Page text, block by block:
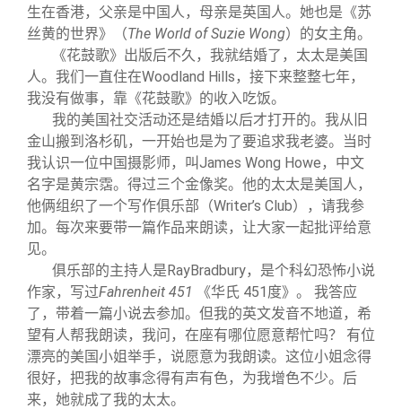
生在香港，父亲是中国人，母亲是英国人。她也是《苏
丝黄的世界》（The World of Suzie Wong）的女主角。
《花鼓歌》出版后不久，我就结婚了，太太是美国
人。我们一直住在Woodland Hills，接下来整整七年，
我没有做事，靠《花鼓歌》的收入吃饭。
我的美国社交活动还是结婚以后才打开的。我从旧
金山搬到洛杉矶，一开始也是为了要追求我老婆。当时
我认识一位中国摄影师，叫James Wong Howe，中文
名字是黄宗霑。得过三个金像奖。他的太太是美国人，
他俩组织了一个写作俱乐部（Writer’s Club），请我参
加。每次来要带一篇作品来朗读，让大家一起批评给意
见。
俱乐部的主持人是RayBradbury，是个科幻恐怖小说
作家，写过Fahrenheit 451
《华氏 451度》。 我答应
了，带着一篇小说去参加。但我的英文发音不地道，希
望有人帮我朗读，我问，在座有哪位愿意帮忙吗？ 有位
漂亮的美国小姐举手，说愿意为我朗读。这位小姐念得
很好，把我的故事念得有声有色，为我增色不少。后
来，她就成了我的太太。